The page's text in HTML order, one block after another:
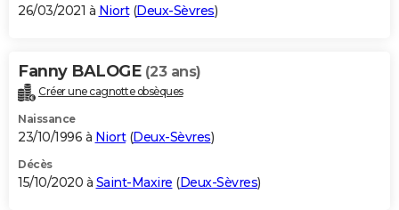
26/03/2021 à Niort(Deux-Sèvres)
Fanny BALOGE (23 ans)
Créer une cagnotte obsèques
Naissance
23/10/1996 à Niort(Deux-Sèvres)
Décès
15/10/2020 à Saint-Maxire (Deux-Sèvres)